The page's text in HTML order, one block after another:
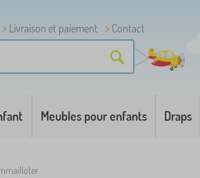
Livraison et paiement
Contact
Meubles pour enfants Draps